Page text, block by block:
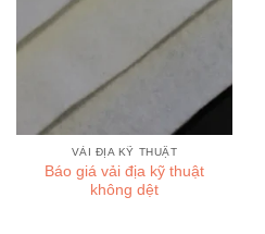
VẢI ĐỊA KỸ THUẬT
Báo giá vải địa kỹ thuật
không dệt